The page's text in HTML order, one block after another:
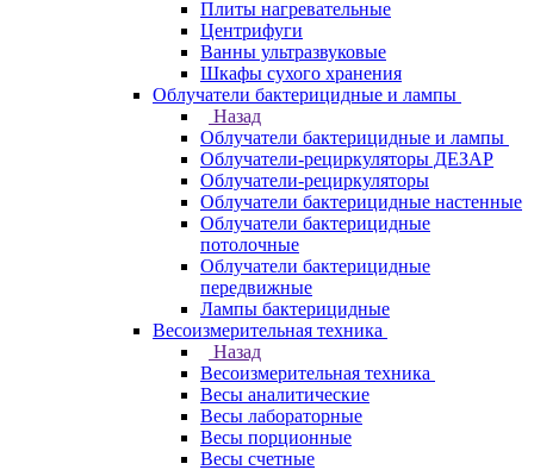
Плиты нагревательные
Центрифуги
Ванны ультразвуковые
Шкафы сухого хранения
Облучатели бактерицидные и лампы
Назад
Облучатели бактерицидные и лампы
Облучатели-рециркуляторы ДЕЗАР
Облучатели-рециркуляторы
Облучатели бактерицидные настенные
Облучатели бактерицидные
потолочные
Облучатели бактерицидные
передвижные
Лампы бактерицидные
Весоизмерительная техника
Назад
Весоизмерительная техника
Весы аналитические
Весы лабораторные
Весы порционные
Весы счетные